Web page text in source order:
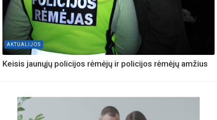
AKTUALIJOS
Keisis jaunųjų policijos rėmėjų ir policijos rėmėjų amžius